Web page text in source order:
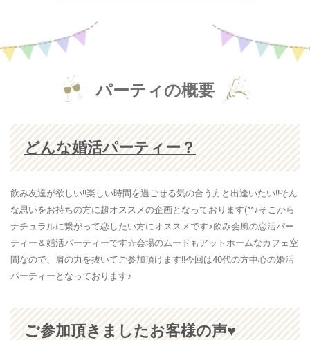
パーティの概要
どんな婚活パーティー？
飲み友達が欲しい!!楽しい時間を過ごせる気の合う方と出逢いたい!!そん
な思いをお持ちの方に超オススメの企画となっております(^^♪そこから
ナチュラルに繋がって恋したい方にオススメです♪飲み会風の恋活パー
ティー＆婚活パーティーです☆会場のムードもアットホームなカフェ空
間なので、肩の力を抜いてご参加頂けます!!今回は40代の方中心の婚活
パーティーとなっております♪
ご参加頂きましたお客様の声♥